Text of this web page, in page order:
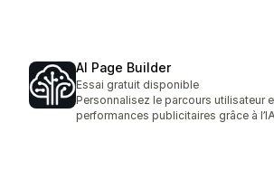
AI Page Builder
Essai gratuit disponible
Personnalisez le parcours utilisateur
performances publicitaires grâce à l’IA